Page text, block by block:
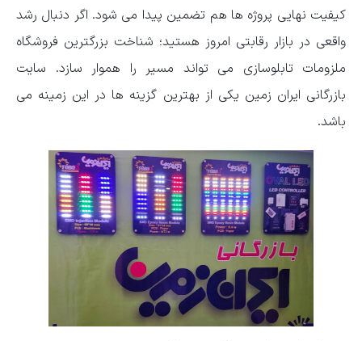
کیفیت نهایی پروژه ها هم تضمین پیدا می شود. اگر دنبال رشد
واقعی در بازار رقابتی امروز هستید؛ شناخت بزرگترین فروشگاه
ملزومات تابلوسازی می تواند مسیر را هموار سازد. سایت
بازرگانی ایران زمین یکی از بهترین گزینه ها در این زمینه می
باشد.